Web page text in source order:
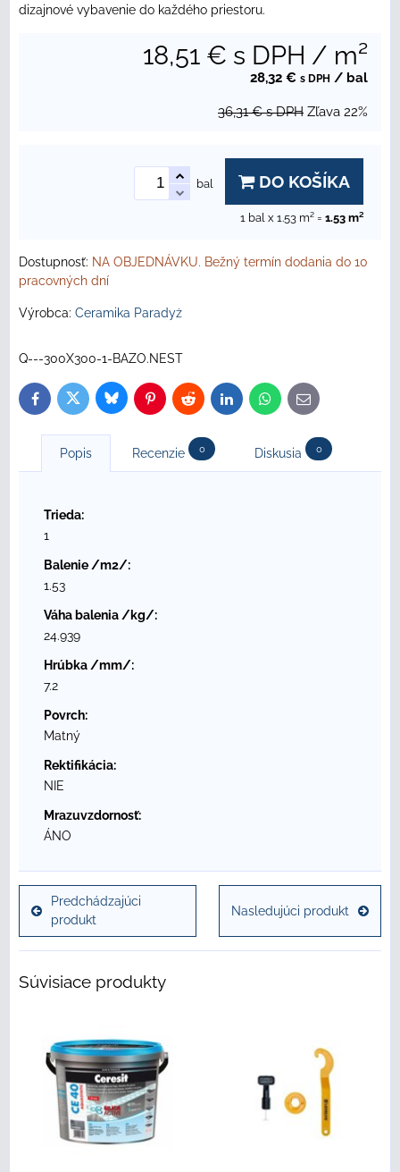
dizajnové vybavenie do každého priestoru.
18,51 € s DPH / m²
28,32 € s DPH / bal
36,31 € s DPH Zľava 22%
bal DO KOŠÍKA
1 bal x 1.53 m² = 1.53 m²
Dostupnosť: NA OBJEDNÁVKU. Bežný termín dodania do 10
pracovných dní
Výrobca: Ceramika Paradyż
Q---300X300-1-BAZO.NEST
FacebookTwitterBlueskyPinterestReddit LinkedInWhatsApp
E-
mail
Popis Recenzie 0 Diskusia 0
Trieda:
1
Balenie /m2/:
1.53
Váha balenia /kg/:
24.939
Hrúbka /mm/:
7.2
Povrch:
Matný
Rektifikácia:
NIE
Mrazuvzdornosť:
ÁNO
Predchádzajúci
produkt
Nasledujúci produkt
Súvisiace produkty